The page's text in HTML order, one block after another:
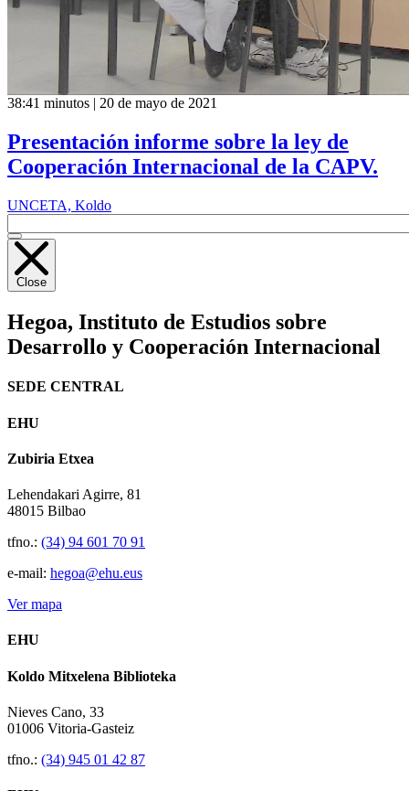
38:41 minutos | 20 de mayo de 2021
Presentación informe sobre la ley de
Cooperación Internacional de la CAPV.
UNCETA, Koldo
Close
Hegoa, Instituto de Estudios sobre
Desarrollo y Cooperación Internacional
SEDE CENTRAL
EHU
Zubiria Etxea
Lehendakari Agirre, 81
48015 Bilbao
tfno.: (34) 94 601 70 91
e-mail: hegoa@ehu.eus
Ver mapa
EHU
Koldo Mitxelena Biblioteka
Nieves Cano, 33
01006 Vitoria-Gasteiz
tfno.: (34) 945 01 42 87